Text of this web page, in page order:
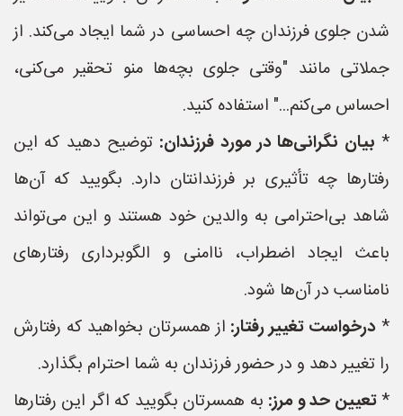
شدن جلوی فرزندان چه احساسی در شما ایجاد می‌کند. از
جملاتی مانند "وقتی جلوی بچه‌ها منو تحقیر می‌کنی،
احساس می‌کنم..." استفاده کنید.
* بیان نگرانی‌ها در مورد فرزندان: توضیح دهید که این
رفتارها چه تأثیری بر فرزندانتان دارد. بگویید که آن‌ها
شاهد بی‌احترامی به والدین خود هستند و این می‌تواند
باعث ایجاد اضطراب، ناامنی و الگوبرداری رفتارهای
نامناسب در آن‌ها شود.
* درخواست تغییر رفتار: از همسرتان بخواهید که رفتارش
را تغییر دهد و در حضور فرزندان به شما احترام بگذارد.
*تعیین حد و مرز: به همسرتان بگویید که اگر این رفتارها